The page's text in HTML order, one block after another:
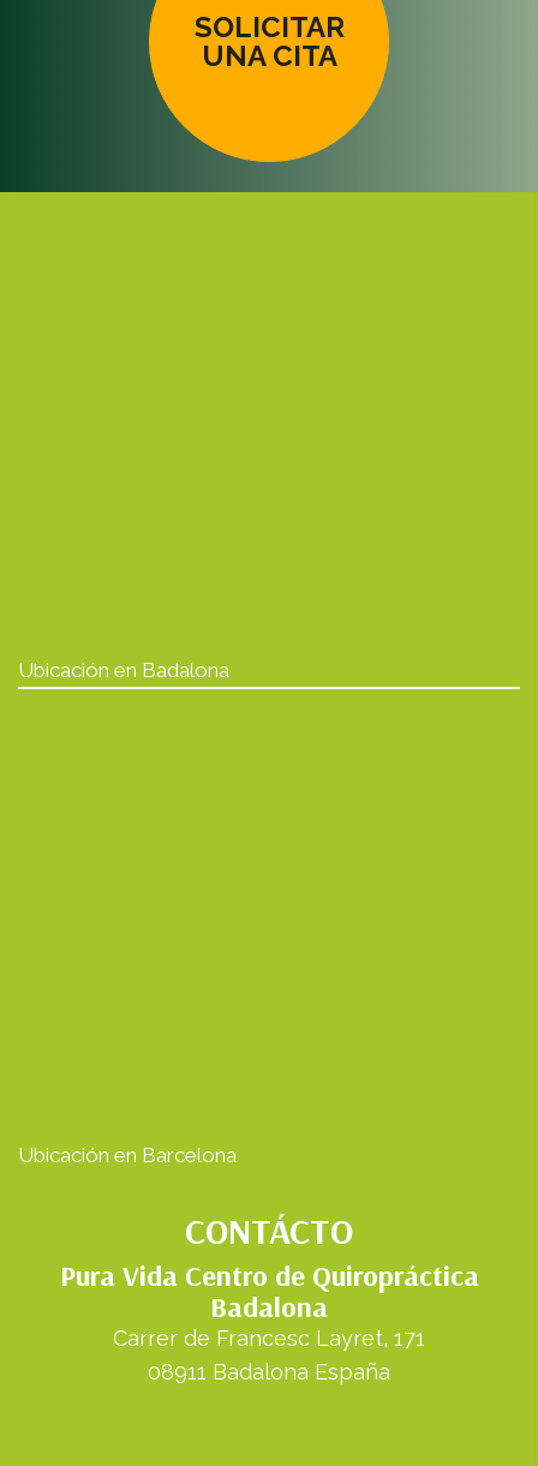
SOLICITAR
UNA CITA
Ubicación en Badalona
Ubicación en Barcelona
CONTÁCTO
Pura Vida Centro de Quiropráctica
Badalona
Carrer de Francesc Layret, 171
08911 Badalona España